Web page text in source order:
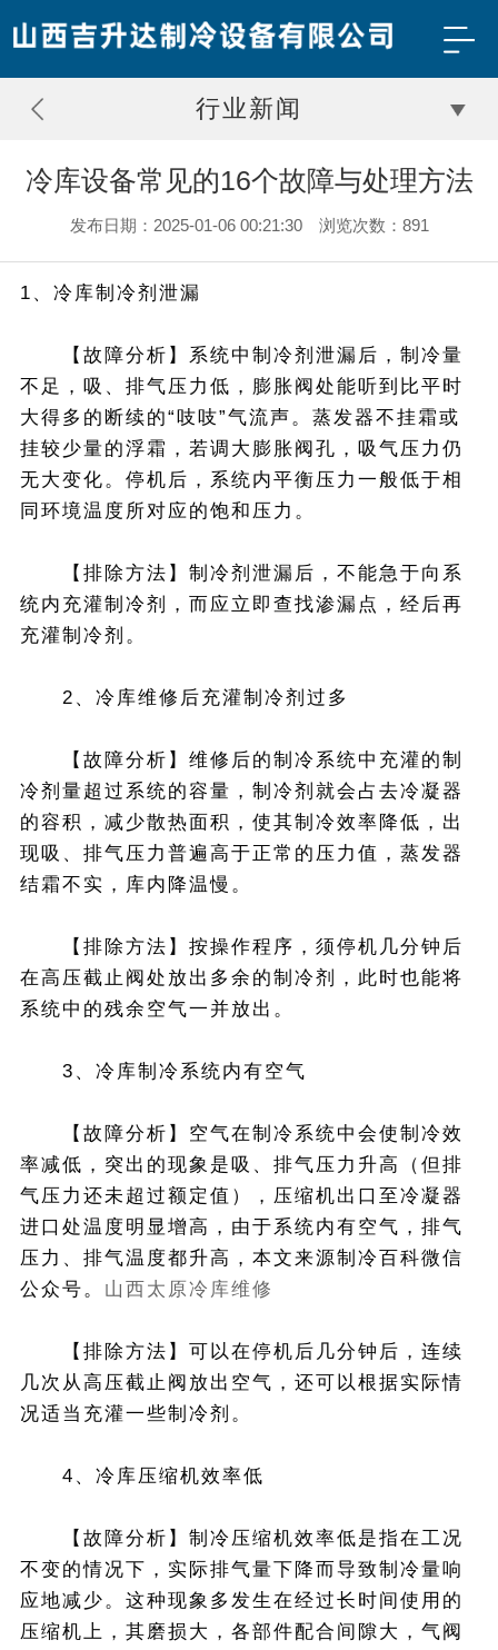
行业新闻
冷库设备常见的16个故障与处理方法
发布日期：2025-01-06 00:21:30 浏览次数：891
1、冷库制冷剂泄漏
【故障分析】系统中制冷剂泄漏后，制冷量
不足，吸、排气压力低，膨胀阀处能听到比平时
大得多的断续的“吱吱”气流声。蒸发器不挂霜或
挂较少量的浮霜，若调大膨胀阀孔，吸气压力仍
无大变化。停机后，系统内平衡压力一般低于相
同环境温度所对应的饱和压力。
【排除方法】制冷剂泄漏后，不能急于向系
统内充灌制冷剂，而应立即查找渗漏点，经后再
充灌制冷剂。
2、冷库维修后充灌制冷剂过多
【故障分析】维修后的制冷系统中充灌的制
冷剂量超过系统的容量，制冷剂就会占去冷凝器
的容积，减少散热面积，使其制冷效率降低，出
现吸、排气压力普遍高于正常的压力值，蒸发器
结霜不实，库内降温慢。
【排除方法】按操作程序，须停机几分钟后
在高压截止阀处放出多余的制冷剂，此时也能将
系统中的残余空气一并放出。
3、冷库制冷系统内有空气
【故障分析】空气在制冷系统中会使制冷效
率减低，突出的现象是吸、排气压力升高（但排
气压力还未超过额定值），压缩机出口至冷凝器
进口处温度明显增高，由于系统内有空气，排气
压力、排气温度都升高，本文来源制冷百科微信
公众号。 山西太原冷库维修
【排除方法】可以在停机后几分钟后，连续
几次从高压截止阀放出空气，还可以根据实际情
况适当充灌一些制冷剂。
4、冷库压缩机效率低
【故障分析】制冷压缩机效率低是指在工况
不变的情况下，实际排气量下降而导致制冷量响
应地减少。这种现象多发生在经过长时间使用的
压缩机上，其磨损大，各部件配合间隙大，气阀